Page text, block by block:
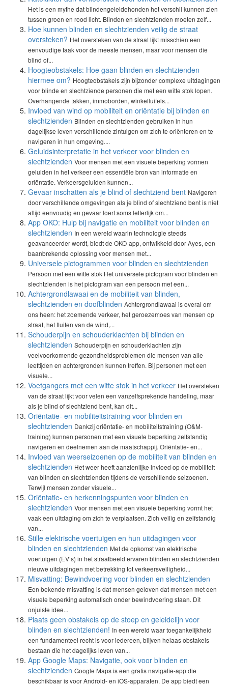
Het is een mythe dat blindengeleidehonden het verschil kunnen zien
tussen groen en rood licht. Blinden en slechtzienden moeten zelf...
Hoe kunnen blinden en slechtzienden veilig de straat
oversteken? Het oversteken van de straat lijkt misschien een
eenvoudige taak voor de meeste mensen, maar voor mensen die
blind of...
Hoogteobstakels: Hoe gaan blinden en slechtzienden
hiermee om? Hoogteobstakels zijn bijzonder complexe uitdagingen
voor blinde en slechtziende personen die met een witte stok lopen.
Overhangende takken, immoborden, winkelluifels...
Invloed van wind op mobiliteit en oriëntatie bij blinden en
slechtzienden Blinden en slechtzienden gebruiken in hun
dagelijkse leven verschillende zintuigen om zich te oriënteren en te
navigeren in hun omgeving....
Geluidsinterpretatie in het verkeer voor blinden en
slechtzienden Voor mensen met een visuele beperking vormen
geluiden in het verkeer een essentiële bron van informatie en
oriëntatie. Verkeersgeluiden kunnen...
Gevaar inschatten als je blind of slechtziend bent Navigeren
door verschillende omgevingen als je blind of slechtziend bent is niet
altijd eenvoudig en gevaar loert soms letterlijk om...
App OKO: Hulp bij navigatie en mobiliteit voor blinden en
slechtzienden In een wereld waarin technologie steeds
geavanceerder wordt, biedt de OKO-app, ontwikkeld door Ayes, een
baanbrekende oplossing voor mensen met...
Universele pictogrammen voor blinden en slechtzienden
Persoon met een witte stok Het universele pictogram voor blinden en
slechtzienden is het pictogram van een persoon met een...
Achtergrondlawaai en de mobiliteit van blinden,
slechtzienden en doofblinden Achtergrondlawaai is overal om
ons heen: het zoemende verkeer, het geroezemoes van mensen op
straat, het fluiten van de wind,...
Schouderpijn en schouderklachten bij blinden en
slechtzienden Schouderpijn en schouderklachten zijn
veelvoorkomende gezondheidsproblemen die mensen van alle
leeftijden en achtergronden kunnen treffen. Bij personen met een
visuele...
Voetgangers met een witte stok in het verkeer Het oversteken
van de straat lijkt voor velen een vanzelfsprekende handeling, maar
als je blind of slechtziend bent, kan dit...
Oriëntatie- en mobiliteitstraining voor blinden en
slechtzienden Dankzij oriëntatie- en mobiliteitstraining (O&M-
training) kunnen personen met een visuele beperking zelfstandig
navigeren en deelnemen aan de maatschappij. Oriëntatie- en...
Invloed van weerseizoenen op de mobiliteit van blinden en
slechtzienden Het weer heeft aanzienlijke invloed op de mobiliteit
van blinden en slechtzienden tijdens de verschillende seizoenen.
Terwijl mensen zonder visuele...
Oriëntatie- en herkenningspunten voor blinden en
slechtzienden Voor mensen met een visuele beperking vormt het
vaak een uitdaging om zich te verplaatsen. Zich veilig en zelfstandig
van...
Stille elektrische voertuigen en hun uitdagingen voor
blinden en slechtzienden Met de opkomst van elektrische
voertuigen (EV’s) in het straatbeeld ervaren blinden en slechtzienden
nieuwe uitdagingen met betrekking tot verkeersveiligheid...
Misvatting: Bewindvoering voor blinden en slechtzienden
Een bekende misvatting is dat mensen geloven dat mensen met een
visuele beperking automatisch onder bewindvoering staan. Dit
onjuiste idee...
Plaats geen obstakels op de stoep en geleidelijn voor
blinden en slechtzienden! In een wereld waar toegankelijkheid
een fundamenteel recht is voor iedereen, blijven helaas obstakels
bestaan die het dagelijks leven van...
App Google Maps: Navigatie, ook voor blinden en
slechtzienden Google Maps is een gratis navigatie-app die
beschikbaar is voor Android- en iOS-apparaten. De app biedt een